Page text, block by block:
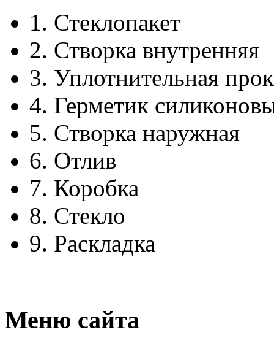
1. Стеклопакет
2. Створка внутренняя
3. Уплотнительная
4. Герметик
5. Створка наружная
6. Отлив
7. Коробка
8. Стекло
9. Раскладка
Меню сайта